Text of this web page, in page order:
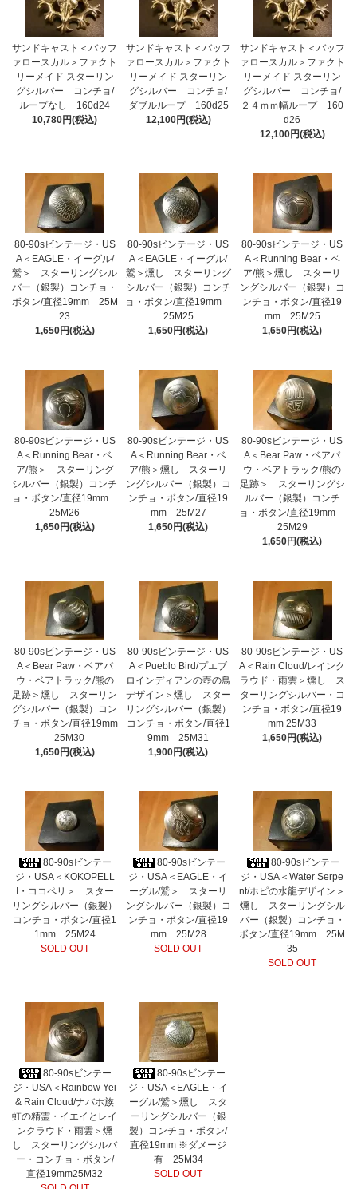
サンドキャスト＜バッフ
ァロースカル＞ファクト
リーメイド スターリン
グシルバー コンチョ/
ループなし 160d24
10,780円(税込)
サンドキャスト＜バッフ
ァロースカル＞ファクト
リーメイド スターリン
グシルバー コンチョ/
ダブルループ 160d25
12,100円(税込)
サンドキャスト＜バッフ
ァロースカル＞ファクト
リーメイド スターリン
グシルバー コンチョ/
２４ｍｍ幅ループ 160
d26
12,100円(税込)
80-90sビンテージ・US
A＜EAGLE・イーグル/
鷲＞ スターリングシル
バー（銀製）コンチョ・
ボタン/直径19mm 25M
23
1,650円(税込)
80-90sビンテージ・US
A＜EAGLE・イーグル/
鷲＞燻し スターリング
シルバー（銀製）コンチ
ョ・ボタン/直径19mm
25M25
1,650円(税込)
80-90sビンテージ・US
A＜Running Bear・ベ
ア/熊＞燻し スターリ
ングシルバー（銀製）コ
ンチョ・ボタン/直径19
mm 25M25
1,650円(税込)
80-90sビンテージ・US
A＜Running Bear・ベ
ア/熊＞ スターリング
シルバー（銀製）コンチ
ョ・ボタン/直径19mm
25M26
1,650円(税込)
80-90sビンテージ・US
A＜Running Bear・ベ
ア/熊＞燻し スターリ
ングシルバー（銀製）コ
ンチョ・ボタン/直径19
mm 25M27
1,650円(税込)
80-90sビンテージ・US
A＜Bear Paw・ベアパ
ウ・ベアトラック/熊の
足跡＞ スターリングシ
ルバー（銀製）コンチ
ョ・ボタン/直径19mm
25M29
1,650円(税込)
80-90sビンテージ・US
A＜Bear Paw・ベアパ
ウ・ベアトラック/熊の
足跡＞燻し スターリン
グシルバー（銀製）コン
チョ・ボタン/直径19mm
25M30
1,650円(税込)
80-90sビンテージ・US
A＜Pueblo Bird/プエブ
ロインディアンの壺の鳥
デザイン＞燻し スター
リングシルバー（銀製）
コンチョ・ボタン/直径1
9mm 25M31
1,900円(税込)
80-90sビンテージ・US
A＜Rain Cloud/レインク
ラウド・雨雲＞燻し ス
ターリングシルバー・コ
ンチョ・ボタン/直径19
mm 25M33
1,650円(税込)
80-90sビンテー
ジ・USA＜KOKOPELL
I・ココペリ＞ スター
リングシルバー（銀製）
コンチョ・ボタン/直径1
1mm 25M24
SOLD OUT
80-90sビンテー
ジ・USA＜EAGLE・イ
ーグル/鷲＞ スターリ
ングシルバー（銀製）コ
ンチョ・ボタン/直径19
mm 25M28
SOLD OUT
80-90sビンテー
ジ・USA＜Water Serpe
nt/ホピの水龍デザイン＞
燻し スターリングシル
バー（銀製）コンチョ・
ボタン/直径19mm 25M
35
SOLD OUT
80-90sビンテー
ジ・USA＜Rainbow Yei
& Rain Cloud/ナバホ族
虹の精霊・イエイとレイ
ンクラウド・雨雲＞燻
し スターリングシルバ
ー・コンチョ・ボタン/
直径19mm25M32
80-90sビンテー
ジ・USA＜EAGLE・イ
ーグル/鷲＞燻し スタ
ーリングシルバー（銀
製）コンチョ・ボタン/
直径19mm ※ダメージ
有 25M34
SOLD OUT